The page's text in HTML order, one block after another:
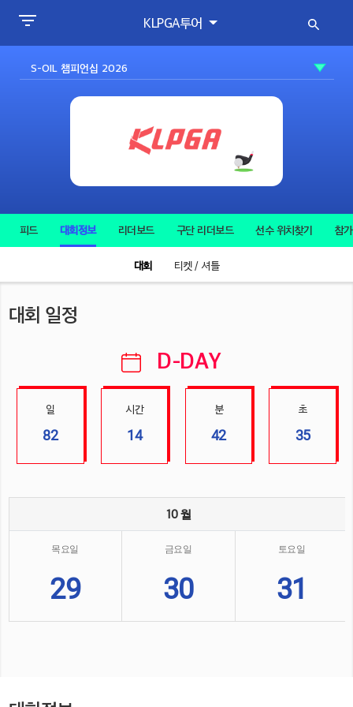
KLPGA투어
피드 대회정보 리더보드 구단 리더보드 선수 위치찾기 참
대회 티켓 / 셔틀
대회 일정
D-DAY
일
82
시간
14
분
42
초
34
10 월
목요일
29
금요일
30
토요일
31